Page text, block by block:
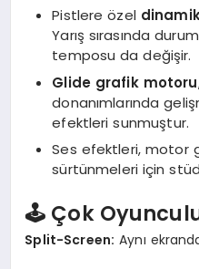
Pistlere özel
Yarış sırasında
temposu da değişir.
Glide grafik motoru
donanımlarında
efektleri sunmuştur.
Ses efektleri, motor
sürtünmeleri için
🕹️ Çok
Split-Screen: Aynı